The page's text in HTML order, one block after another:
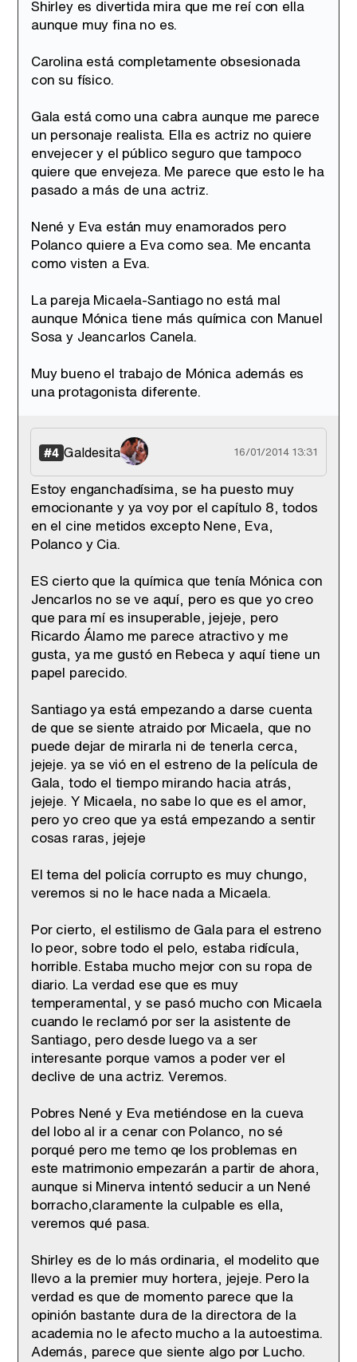
Shirley es divertida mira que me reí con ella
aunque muy fina no es.
Carolina está completamente obsesionada
con su físico.
Gala está como una cabra aunque me parece
un personaje realista. Ella es actriz no quiere
envejecer y el público seguro que tampoco
quiere que envejeza. Me parece que esto le ha
pasado a más de una actriz.
Nené y Eva están muy enamorados pero
Polanco quiere a Eva como sea. Me encanta
como visten a Eva.
La pareja Micaela-Santiago no está mal
aunque Mónica tiene más química con Manuel
Sosa y Jeancarlos Canela.
Muy bueno el trabajo de Mónica además es
una protagonista diferente.
#4 Galdesita 16/01/2014 13:31
Estoy enganchadísima, se ha puesto muy
emocionante y ya voy por el capítulo 8, todos
en el cine metidos excepto Nene, Eva,
Polanco y Cia.
ES cierto que la química que tenía Mónica con
Jencarlos no se ve aquí, pero es que yo creo
que para mí es insuperable, jejeje, pero
Ricardo Álamo me parece atractivo y me
gusta, ya me gustó en Rebeca y aquí tiene un
papel parecido.
Santiago ya está empezando a darse cuenta
de que se siente atraido por Micaela, que no
puede dejar de mirarla ni de tenerla cerca,
jejeje. ya se vió en el estreno de la película de
Gala, todo el tiempo mirando hacia atrás,
jejeje. Y Micaela, no sabe lo que es el amor,
pero yo creo que ya está empezando a sentir
cosas raras, jejeje
El tema del policía corrupto es muy chungo,
veremos si no le hace nada a Micaela.
Por cierto, el estilismo de Gala para el estreno
lo peor, sobre todo el pelo, estaba ridícula,
horrible. Estaba mucho mejor con su ropa de
diario. La verdad ese que es muy
temperamental, y se pasó mucho con Micaela
cuando le reclamó por ser la asistente de
Santiago, pero desde luego va a ser
interesante porque vamos a poder ver el
declive de una actriz. Veremos.
Pobres Nené y Eva metiéndose en la cueva
del lobo al ir a cenar con Polanco, no sé
porqué pero me temo qe los problemas en
este matrimonio empezarán a partir de ahora,
aunque si Minerva intentó seducir a un Nené
borracho,claramente la culpable es ella,
veremos qué pasa.
Shirley es de lo más ordinaria, el modelito que
llevo a la premier muy hortera, jejeje. Pero la
verdad es que de momento parece que la
opinión bastante dura de la directora de la
academia no le afecto mucho a la autoestima.
Además, parece que siente algo por Lucho.